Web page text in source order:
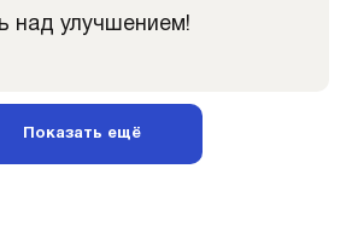
над улучшением!
Показать ещё